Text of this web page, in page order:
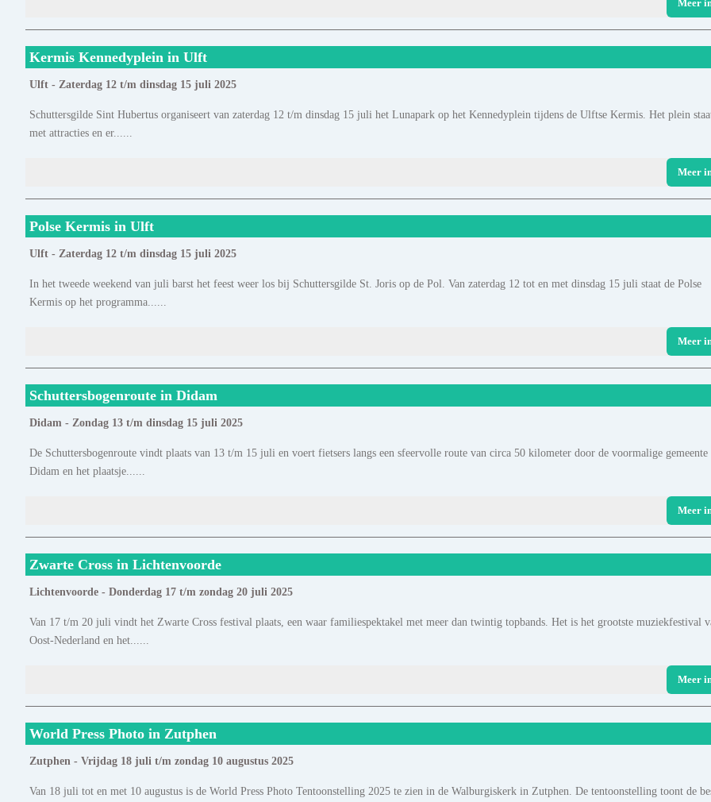
Meer
Kermis Kennedyplein in Ulft
Ulft - Zaterdag 12 t/m dinsdag 15 juli 2025
Schuttersgilde Sint Hubertus organiseert van zaterdag 12 t/m dinsdag 15 juli het Lunapark op het Kennedyplein tijdens de Ulftse Kermis. Het plein
met attracties en er......
Meer
Polse Kermis in Ulft
Ulft - Zaterdag 12 t/m dinsdag 15 juli 2025
In het tweede weekend van juli barst het feest weer los bij Schuttersgilde St. Joris op de Pol. Van zaterdag 12 tot en met dinsdag 15 juli staat de Polse
Kermis op het programma......
Meer
Schuttersbogenroute in Didam
Didam - Zondag 13 t/m dinsdag 15 juli 2025
De Schuttersbogenroute vindt plaats van 13 t/m 15 juli en voert fietsers langs een sfeervolle route van circa 50 kilometer door de voormalige gemeente
Didam en het plaatsje......
Meer
Zwarte Cross in Lichtenvoorde
Lichtenvoorde - Donderdag 17 t/m zondag 20 juli 2025
Van 17 t/m 20 juli vindt het Zwarte Cross festival plaats, een waar familiespektakel met meer dan twintig topbands. Het is het grootste muziekfestival
Oost-Nederland en het......
Meer
World Press Photo in Zutphen
Zutphen - Vrijdag 18 juli t/m zondag 10 augustus 2025
Van 18 juli tot en met 10 augustus is de World Press Photo Tentoonstelling 2025 te zien in de Walburgiskerk in Zutphen. De tentoonstelling toont de